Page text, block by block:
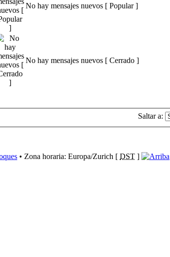
No hay mensajes nuevos [ Popular ]
No hay mensajes nuevos [ Cerrado ]
Saltar a:
• Zona horaria: Europa/Zurich [ DST ]